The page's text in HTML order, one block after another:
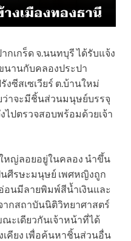
กเกร็ด จ.นนทบุรี ได้รับแจ้ง
นานกับคลองประปา
งซีสเซเวียร์ ต.บ้านใหม่
ว่าจะมีชิ้นส่วนมนุษย์บรรจุ
ไปตรวจสอบพร้อมด้วยเจ้า
หญ่ลอยอยู่ในคลอง นำขึ้น
ศีรษะมนุษย์ เพศหญิงถูก
นมีลายพิมพ์สีน้ำเงินและ
ากสถาบันนิติวิทยาศาสตร์
ะเดียวกันเจ้าหน้าที่ได้
คียง เพื่อค้นหาชิ้นส่วนอื่น